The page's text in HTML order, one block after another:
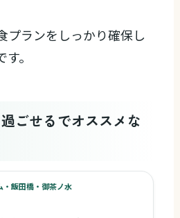
プランをしっかり確保し
。
ごせるでオススメな
・飯田橋・御茶ノ水